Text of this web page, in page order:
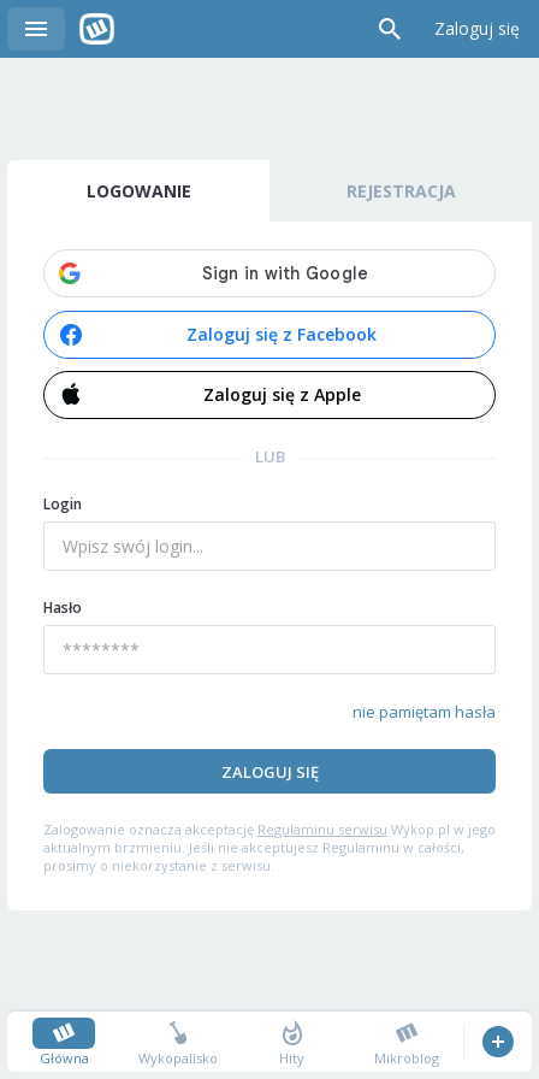
Zaloguj się
LOGOWANIE REJESTRACJA
Zaloguj się z Facebook
Zaloguj się z Apple
LUB
Login
Hasło
nie pamiętam hasła
ZALOGUJ SIĘ
Zalogowanie oznacza akceptację Regulaminu serwisu Wykop.pl w jego
aktualnym brzmieniu. Jeśli nie akceptujesz Regulaminu w całości,
prosimy o niekorzystanie z serwisu.
Główna Wykopalisko Hity Mikroblog